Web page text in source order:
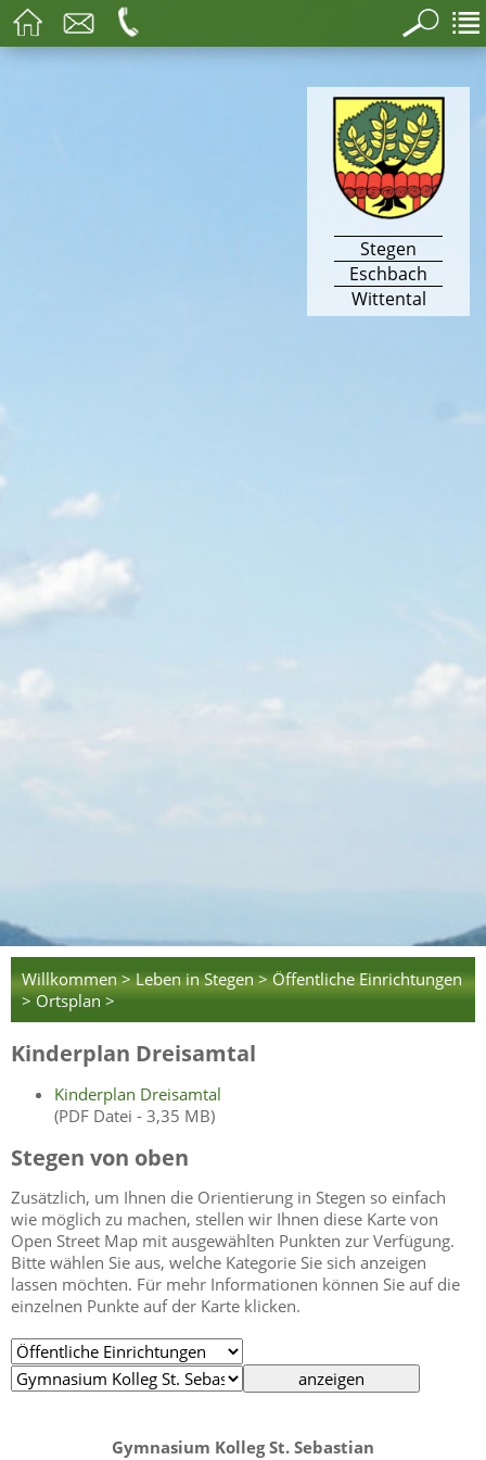
Stegen
Eschbach
Wittental
Willkommen > Leben in Stegen > Öffentliche Einrichtungen
> Ortsplan >
Kinderplan Dreisamtal
Kinderplan Dreisamtal
(PDF Datei - 3,35 MB)
Stegen von oben
Zusätzlich, um Ihnen die Orientierung in Stegen so einfach
wie möglich zu machen, stellen wir Ihnen diese Karte von
Open Street Map mit ausgewählten Punkten zur Verfügung.
Bitte wählen Sie aus, welche Kategorie Sie sich anzeigen
lassen möchten. Für mehr Informationen können Sie auf die
einzelnen Punkte auf der Karte klicken.
Gymnasium Kolleg St. Sebastian